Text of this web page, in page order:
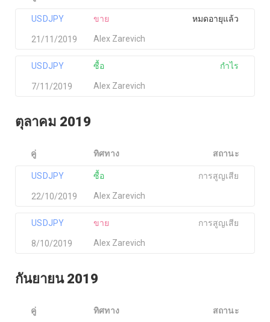
USDJPY
Alex Zarevich
ขาย
21/11/2019
หมดอายุแล้ว
USDJPY
Alex Zarevich
ซื้อ
7/11/2019
กำไร
ตุลาคม 2019
คู่ ทิศทาง สถานะ
USDJPY
Alex Zarevich
ซื้อ
22/10/2019
การสูญเสีย
USDJPY
Alex Zarevich
ขาย
8/10/2019
การสูญเสีย
กันยายน 2019
คู่ ทิศทาง สถานะ